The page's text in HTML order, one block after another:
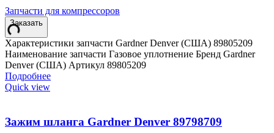
Запчасти для компрессоров
Заказать
Характеристики запчасти Gardner Denver (США) 89805209
Наименование запчасти Газовое уплотнение Бренд Gardner
Denver (США) Артикул 89805209
Подробнее
Quick view
Зажим шланга Gardner Denver 89798709